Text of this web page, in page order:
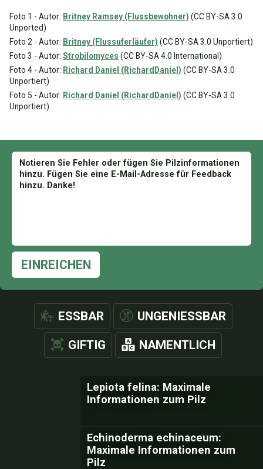
Foto 1 - Autor: Britney Ramsey (Flussbewohner) (CC BY-SA 3.0
Unported)
Foto 2 - Autor: Britney (Flussuferläufer) (CC BY-SA 3.0 Unportiert)
Foto 3 - Autor: Strobilomyces (CC BY-SA 4.0 International)
Foto 4 - Autor: Richard Daniel (RichardDaniel) (CC BY-SA 3.0
Unportiert)
Foto 5 - Autor: Richard Daniel (RichardDaniel) (CC BY-SA 3.0
Unportiert)
EINREICHEN
ESSBAR UNGENIESSBAR
GIFTIG NAMENTLICH
Lepiota felina: Maximale
Informationen zum Pilz
Echinoderma echinaceum:
Maximale Informationen zum
Pilz